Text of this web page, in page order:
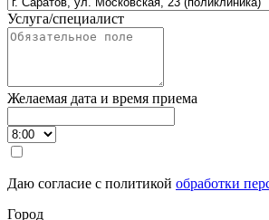
Услуга/специалист
Желаемая дата и время приема
Даю согласие с политикой обработки
Город